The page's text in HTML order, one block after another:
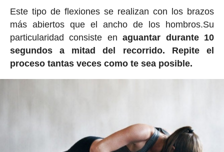
Este tipo de flexiones se realizan con los brazos
más abiertos que el ancho de los hombros.Su
particularidad consiste enaguantar durante 10
segundos a mitad del recorrido. Repite el
proceso tantas veces como te sea posible.